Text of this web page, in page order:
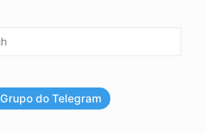
Grupo do Telegram